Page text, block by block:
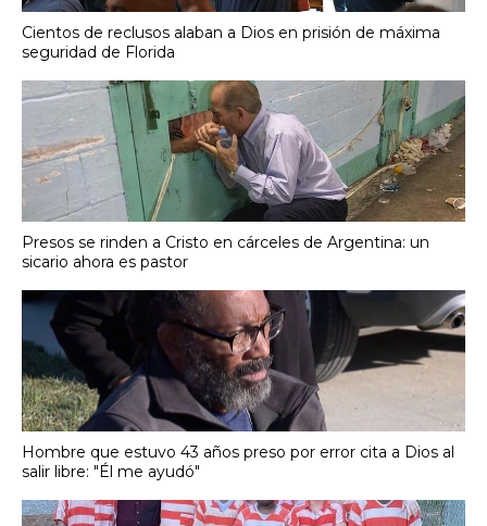
Cientos de reclusos alaban a Dios en prisión de máxima
seguridad de Florida
Presos se rinden a Cristo en cárceles de Argentina: un
sicario ahora es pastor
Hombre que estuvo 43 años preso por error cita a Dios al
salir libre: "Él me ayudó"